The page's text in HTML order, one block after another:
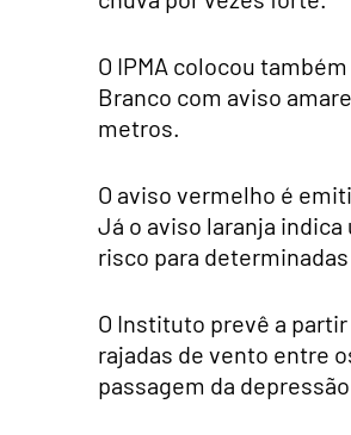
O IPMA colocou
Branco com aviso
metros.
O aviso vermelho é
Já o aviso laranja
risco para
O Instituto prevê a
rajadas de vento entre
passagem da depressão